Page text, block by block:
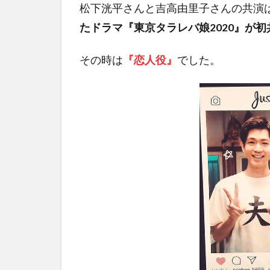
松下洸平さんと吉高由里子さんの共演
たドラマ『東京タラレバ娘2020』が初
その時は 『恋人役』 でした。